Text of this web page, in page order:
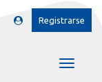
Registrarse